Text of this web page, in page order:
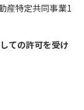
産特定共同事業1
ての許可を受け